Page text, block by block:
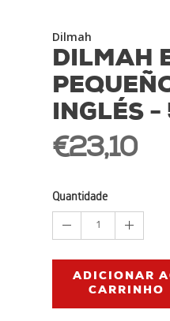
Dilmah
DILMAH
INGLÉS -
€23,10
Quantidade
1
ADICIONAR
CARRINHO